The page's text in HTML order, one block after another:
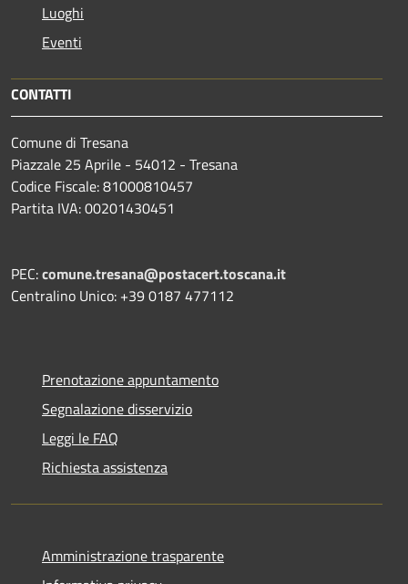
Luoghi
Eventi
CONTATTI
Comune di Tresana
Piazzale 25 Aprile - 54012 - Tresana
Codice Fiscale: 81000810457
Partita IVA: 00201430451
PEC:comune.tresana@postacert.toscana.it
Centralino Unico: +39 0187 477112
Prenotazione appuntamento
Segnalazione disservizio
Leggi le FAQ
Richiesta assistenza
Amministrazione trasparente